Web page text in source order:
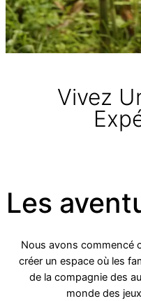
Vivez
Les
Nous avons commencé
créer un espace où les
de la compagnie des
monde des